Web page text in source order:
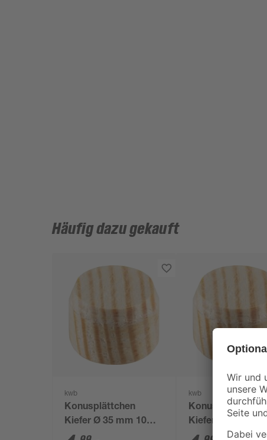
Häufig dazu gekauft
kwb
Konusplättchen
Kiefer Ø 35 mm 10
Stück
kwb
Konusplättchen
Kiefer Ø 25 mm 20
Stück